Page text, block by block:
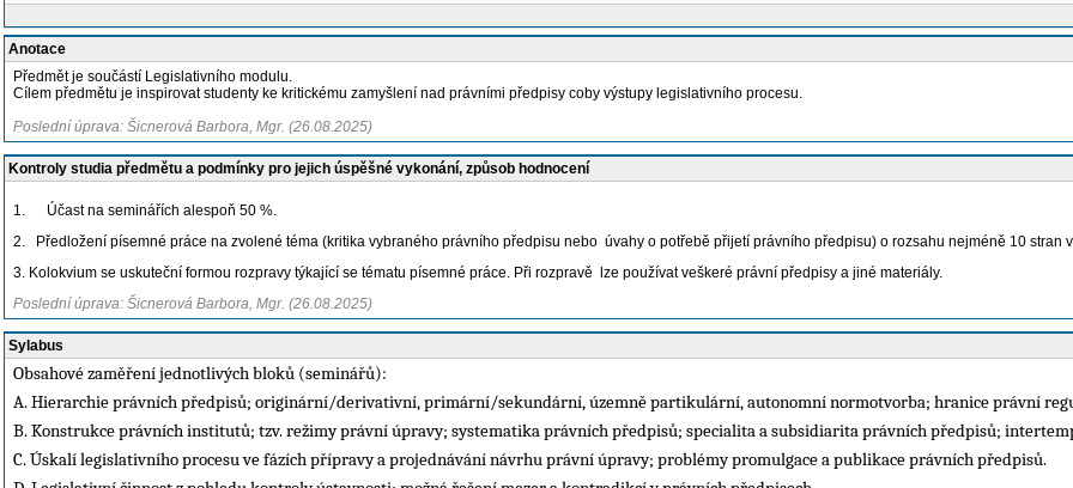
Anotace
Předmět je součástí Legislativního modulu.
Cílem předmětu je inspirovat studenty ke kritickému zamyšlení nad právními předpisy coby výstupy legislativního procesu.
Poslední úprava: Šicnerová Barbora, Mgr. (26.08.2025)
Kontroly studia předmětu a podmínky pro jejich úspěšné vykonání, způsob hodnocení
1.
Účast na seminářích alespoň 50 %.
2.
Předložení písemné práce na zvolené téma (kritika vybraného právního předpisu nebo úvahy o potřebě přijetí právního předpisu) o rozsahu nejméně 10 stran
3. Kolokvium se uskuteční formou rozpravy týkající se tématu písemné práce. Při rozpravě
lze používat veškeré právní předpisy a jiné materiály.
Poslední úprava: Šicnerová Barbora, Mgr. (26.08.2025)
Sylabus
Obsahové zaměření jednotlivých bloků (seminářů):
A. Hierarchie právních předpisů; originární/derivativní, primární/sekundární, územně partikulární, autonomní normotvorba; hranice právní
B. Konstrukce právních institutů; tzv. režimy právní úpravy; systematika právních předpisů; specialita a subsidiarita právních předpisů;
C. Úskalí legislativního procesu ve fázích přípravy a projednávání návrhu právní úpravy; problémy promulgace a publikace právních předpisů.